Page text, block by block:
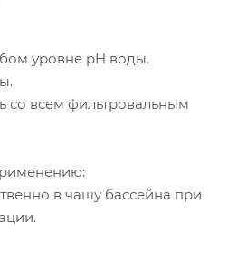
уровне pH воды.
со всем фильтровальным
в чашу бассейна при